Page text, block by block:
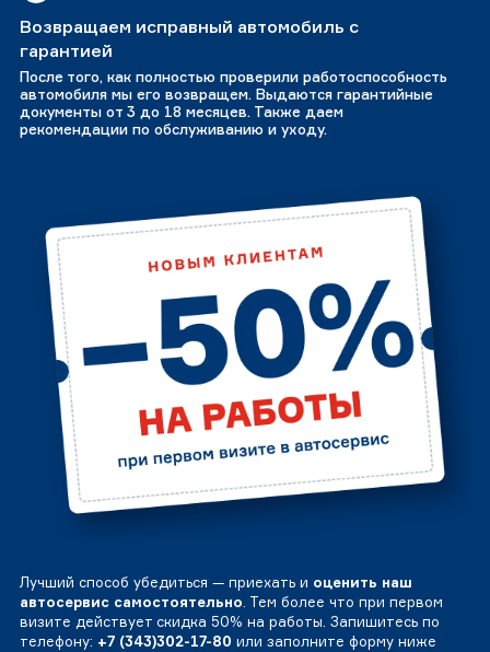
Возвращаем исправный автомобиль с
гарантией
После того, как полностью проверили работоспособность
автомобиля мы его возвращем. Выдаются гарантийные
документы от 3 до 18 месяцев. Также даем
рекомендации по обслуживанию и уходу.
Лучший способ убедиться — приехать и оценить наш
автосервис самостоятельно. Тем более что при первом
визите действует скидка 50% на работы. Запишитесь по
телефону: +7 (343)302-17-80 или заполните форму ниже